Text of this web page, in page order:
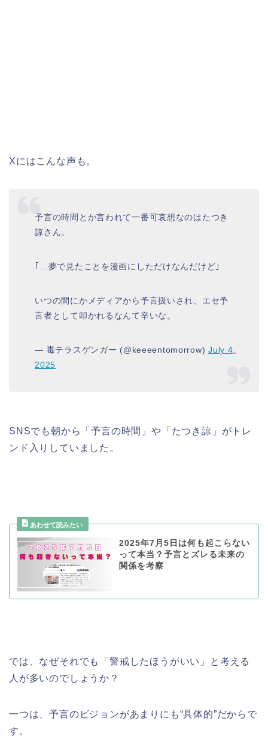
Xにはこんな声も。
予言の時間とか言われて一番可哀想なのはたつき
諒さん。
｢…夢で見たことを漫画にしただけなんだけど｣
いつの間にかメディアから予言扱いされ、エセ予
言者として叩かれるなんて辛いな。
— 毒テラスゲンガー (@keeeentomorrow)July 4,
2025
SNSでも朝から「予言の時間」や「たつき諒」がトレ
ンド入りしていました。
2025年7月5日は何も起こらない
って本当？予言とズレる未来の
関係を考察
では、なぜそれでも「警戒したほうがいい」と考える
人が多いのでしょうか？
一つは、予言のビジョンがあまりにも“具体的”だからで
す。